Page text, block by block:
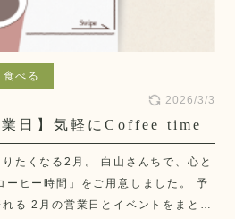
業日】気軽にCoffee time
たくなる2月。 白山さんちで、心と
ーヒー時間」をご用意しました。 予
る 2月の営業日とイベントをまとめ
2026/3/3
食べる